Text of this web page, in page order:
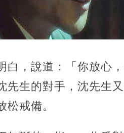
白，說道：「你放心
先生的對手，沈先生
戒備。